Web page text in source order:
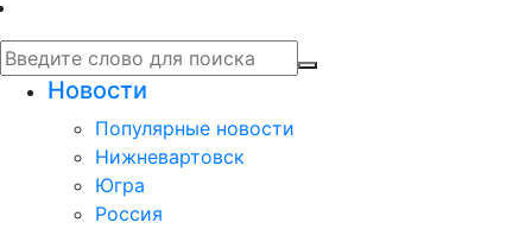
Новости
Популярные новости
Нижневартовск
Югра
Россия